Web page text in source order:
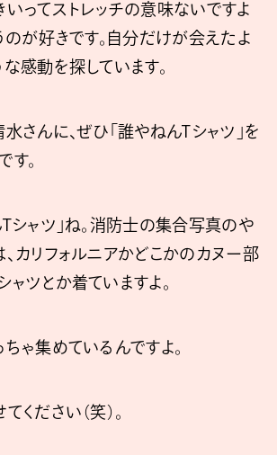
いってストレッチの意味ないですよ
のが好きです。自分だけが会えたよ
な感動を探しています。
さんに、ぜひ「誰やねんTシャツ」を
す。
Tシャツ」ね。消防士の集合写真のや
、カリフォルニアかどこかのカヌー部
ツとか着ていますよ。
ゃ集めているんですよ。
ください（笑）。